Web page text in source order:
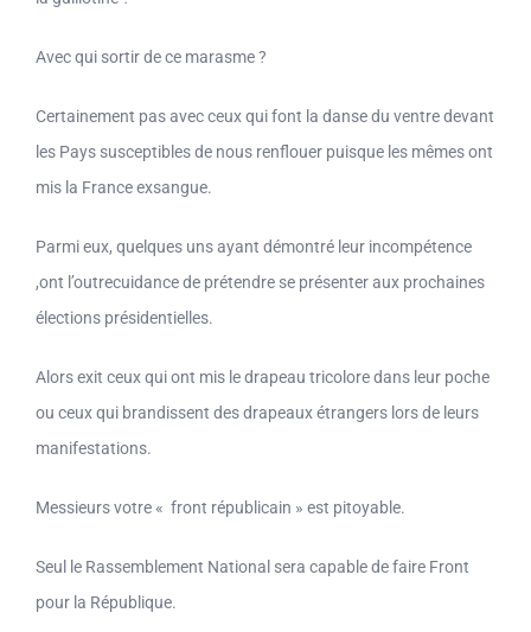
Avec qui sortir de ce marasme ?
Certainement pas avec ceux qui font la danse du ventre devant
les Pays susceptibles de nous renflouer puisque les mêmes ont
mis la France exsangue.
Parmi eux, quelques uns ayant démontré leur incompétence
,ont l’outrecuidance de prétendre se présenter aux prochaines
élections présidentielles.
Alors exit ceux qui ont mis le drapeau tricolore dans leur poche
ou ceux qui brandissent des drapeaux étrangers lors de leurs
manifestations.
Messieurs votre « front républicain » est pitoyable.
Seul le Rassemblement National sera capable de faire Front
pour la République.